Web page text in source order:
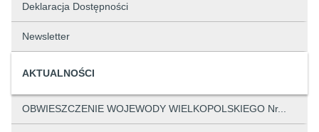
Deklaracja Dostępności
Newsletter
AKTUALNOŚCI
OBWIESZCZENIE WOJEWODY WIELKOPOLSKIEGO Nr...